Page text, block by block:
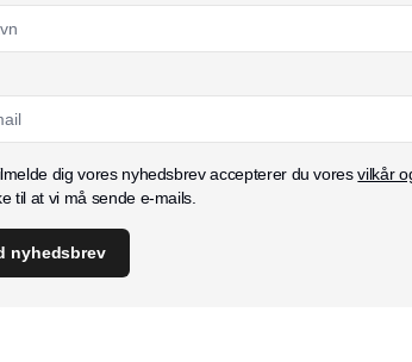
dig vores nyhedsbrev accepterer du voresvilkår
til at vi må sende e-mails.
nyhedsbrev